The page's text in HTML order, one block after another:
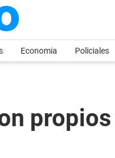
Economia Policiales